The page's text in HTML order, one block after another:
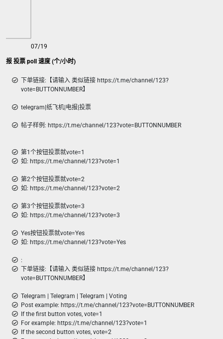
Telegram|纸飞机|TG|电报 投票 poll 速度 (个/小时)
07/19
下单链接:【请输入 类似链接 https://t.me/channel/123?
vote=BUTTONNUMBER】
telegram|纸飞机|电报|投票
帖子样例: https://t.me/channel/123?vote=BUTTONNUMBER
第1个按钮投票就vote=1
如: https://t.me/channel/123?vote=1
第2个按钮投票就vote=2
如: https://t.me/channel/123?vote=2
第3个按钮投票就vote=3
如: https://t.me/channel/123?vote=3
Yes按钮投票就vote=Yes
如: https://t.me/channel/123?vote=Yes
:
下单链接:【请输入 类似链接 https://t.me/channel/123?
vote=BUTTONNUMBER】
Telegram | Telegram | Telegram | Voting
Post example: https://t.me/channel/123?vote=BUTTONNUMBER
If the first button votes, vote=1
For example: https://t.me/channel/123?vote=1
If the second button votes, vote=2